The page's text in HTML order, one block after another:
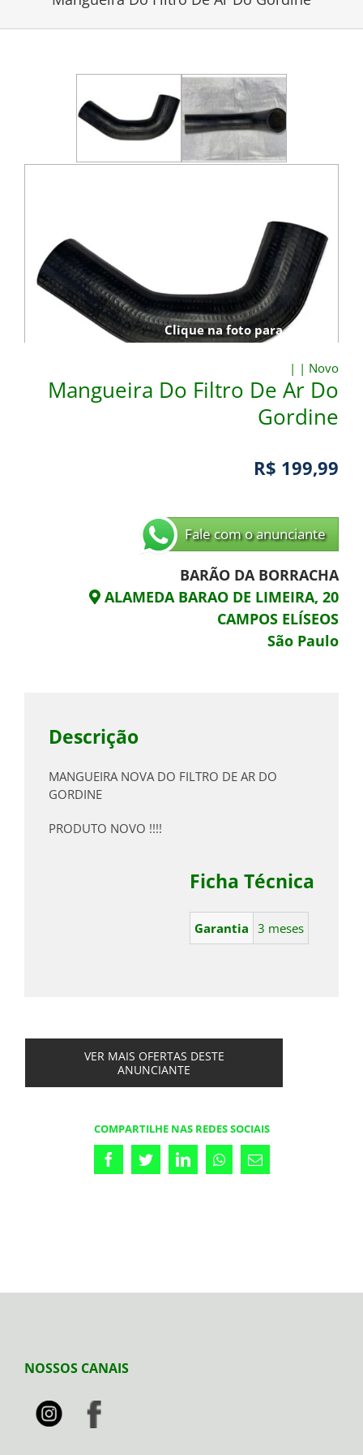
Clique na foto para ampliar
| | Novo
Mangueira Do Filtro De Ar Do
Gordine
R$ 199,99
Fale com o anunciante
BARÃO DA BORRACHA
ALAMEDA BARAO DE LIMEIRA, 20
CAMPOS ELÍSEOS
São Paulo
Descrição
MANGUEIRA NOVA DO FILTRO DE AR DO
GORDINE
PRODUTO NOVO !!!!
Ficha Técnica
Garantia 3 meses
VER MAIS OFERTAS DESTE
ANUNCIANTE
COMPARTILHE NAS REDES SOCIAIS
FacebookTwitterLinkedInWhatsappEmail
NOSSOS CANAIS